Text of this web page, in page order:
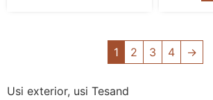
1 2 3 4 →
Usi exterior, usi Tesand